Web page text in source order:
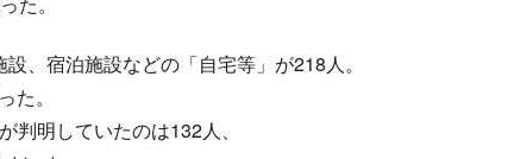
た。
、宿泊施設などの「自宅等」が218人。
た。
判明していたのは132人、